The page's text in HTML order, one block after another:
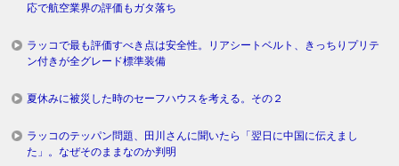
応で航空業界の評価もガタ落ち
ラッコで最も評価すべき点は安全性。リアシートベルト、きっちりプリテ
ン付きが全グレード標準装備
夏休みに被災した時のセーフハウスを考える。その２
ラッコのテッパン問題、田川さんに聞いたら「翌日に中国に伝えまし
た」。なぜそのままなのか判明